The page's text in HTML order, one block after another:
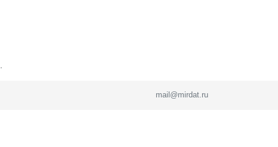
mail@mirdat.ru